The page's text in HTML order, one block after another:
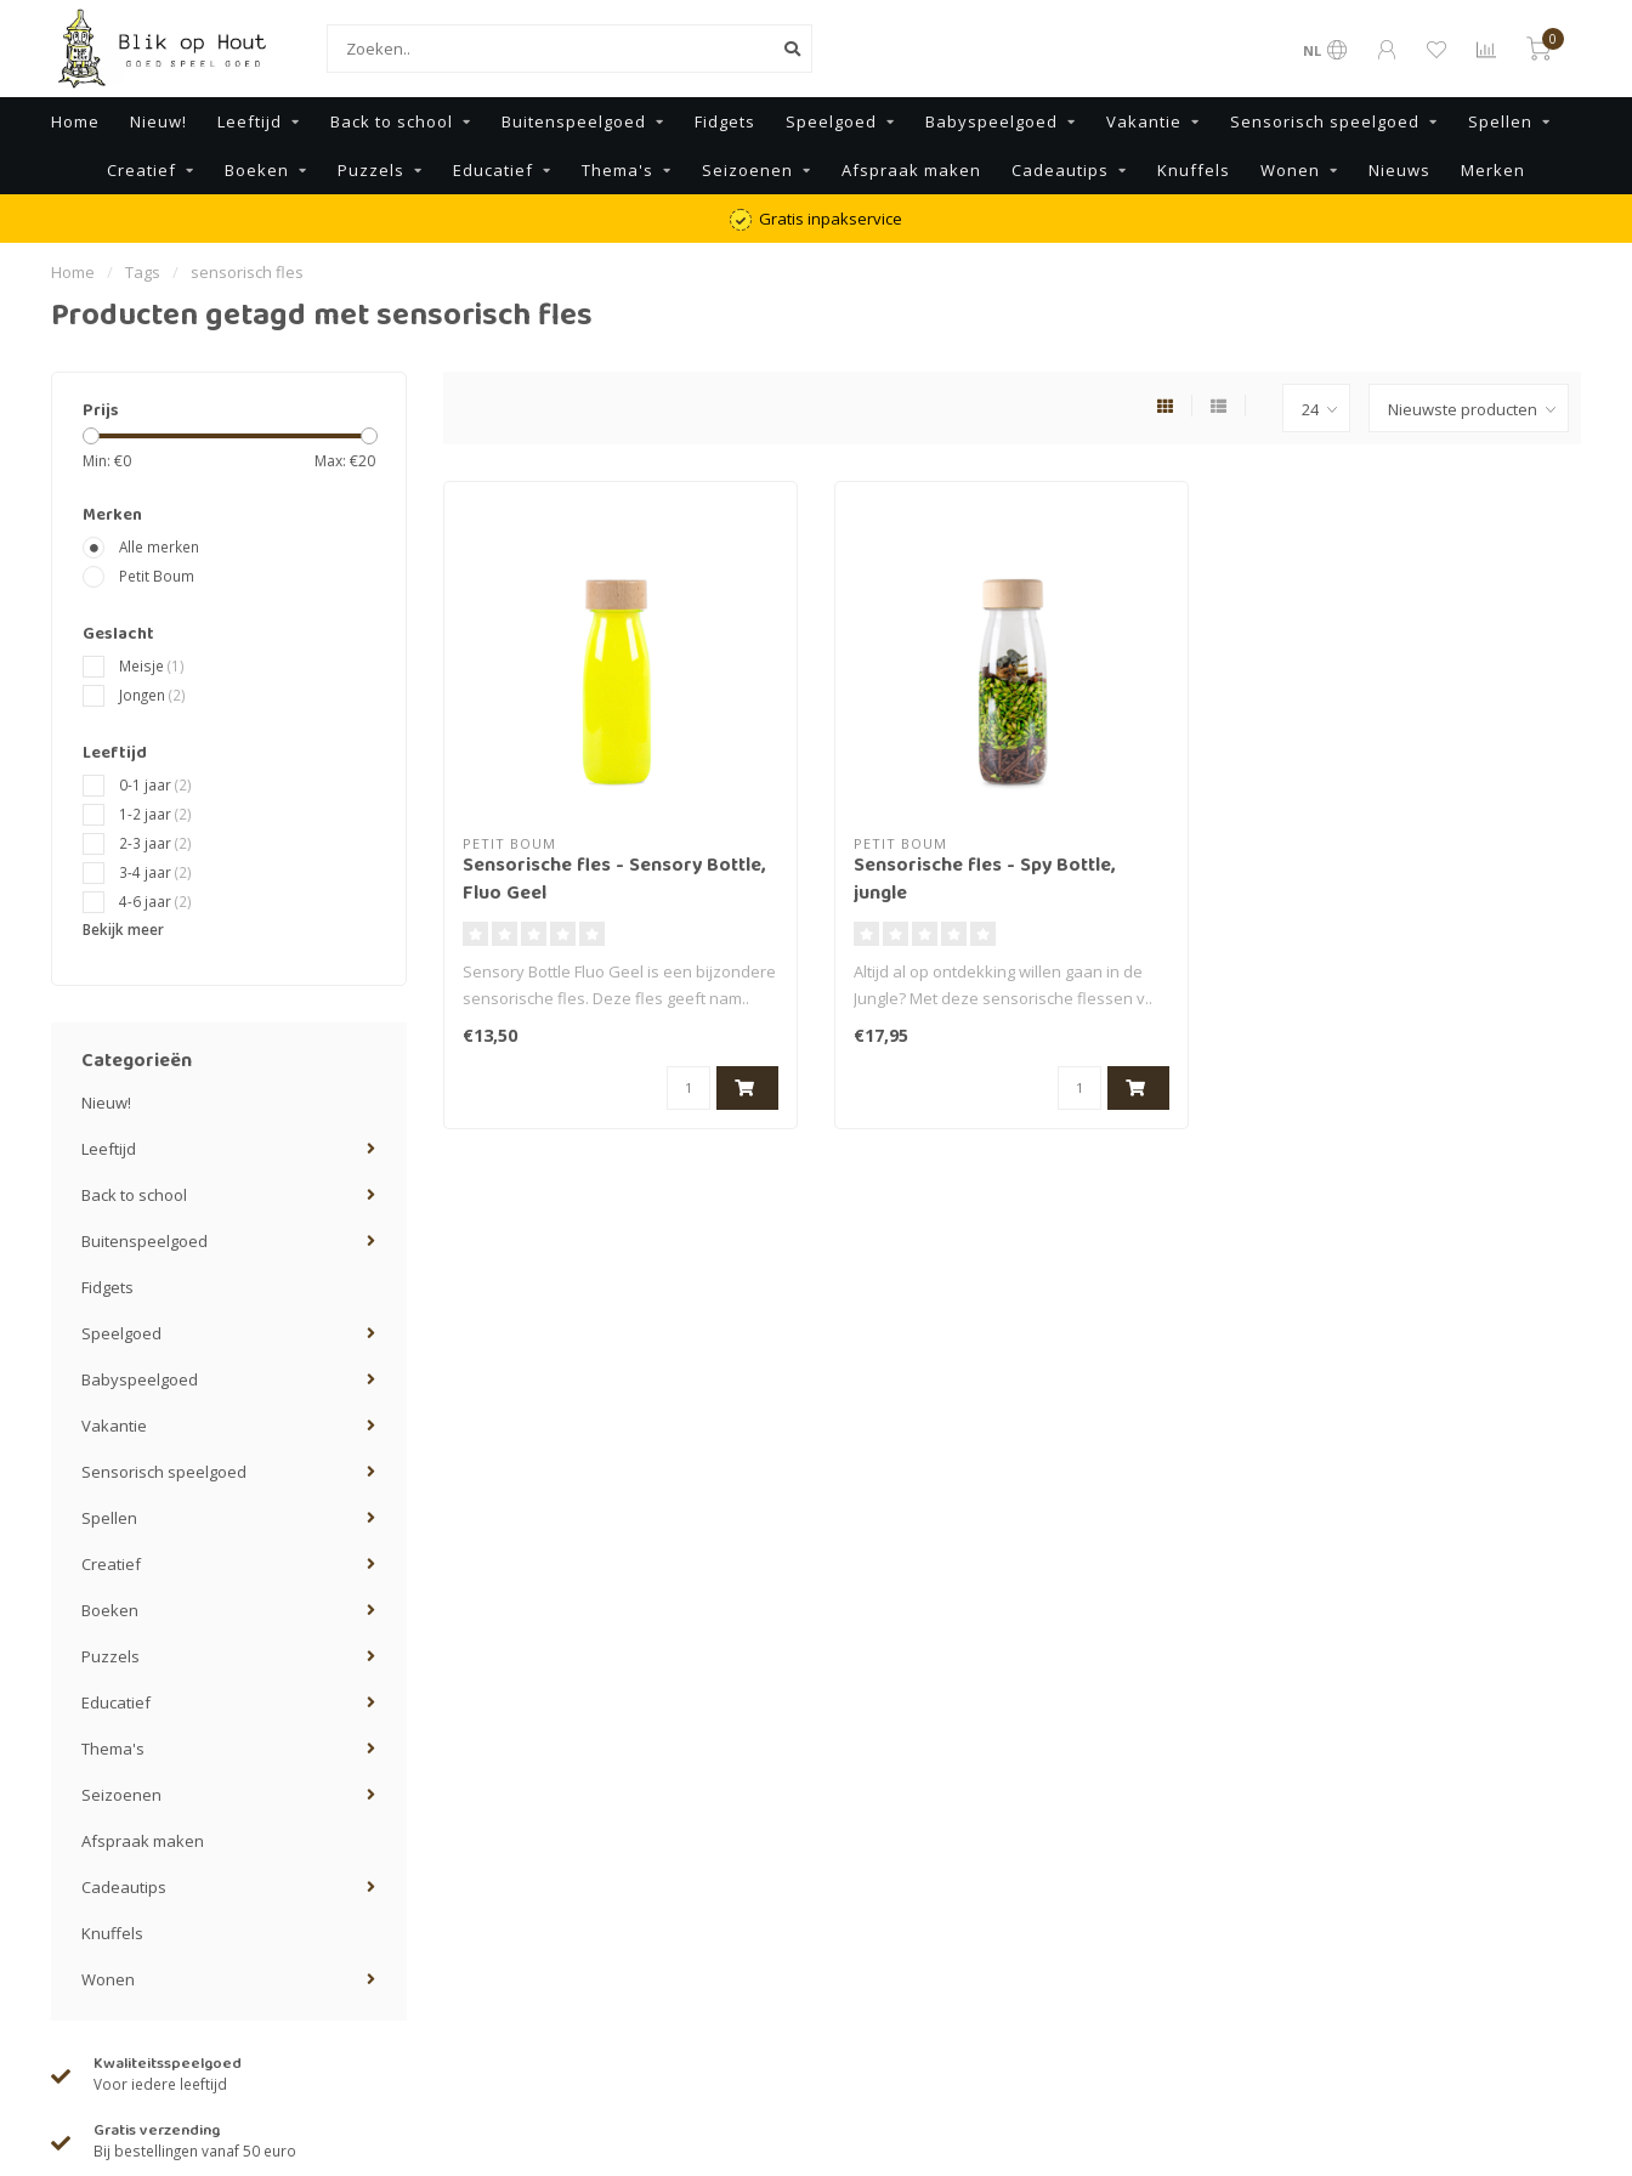
NL
0
Home Nieuw! Leeftijd Back to school Buitenspeelgoed Fidgets Speelgoed Babyspeelgoed Vakantie Sensorisch speelgoed Spellen
Creatief Boeken Puzzels Educatief Thema's Seizoenen Afspraak maken Cadeautips Knuffels Wonen Nieuws Merken
Gratis inpakservice
Home / Tags / sensorisch fles
Producten getagd met sensorisch fles
Prijs
Min: €0 Max: €20
Merken
Alle merken
Petit Boum
Geslacht
Meisje (1)
Jongen (2)
Leeftijd
0-1 jaar(2)
1-2 jaar(2)
2-3 jaar(2)
3-4 jaar(2)
4-6 jaar(2)
Bekijk meer
Categorieën
Nieuw!
Leeftijd
Back to school
Buitenspeelgoed
Fidgets
Speelgoed
Babyspeelgoed
Vakantie
Sensorisch speelgoed
Spellen
Creatief
Boeken
Puzzels
Educatief
Thema's
Seizoenen
Afspraak maken
Cadeautips
Knuffels
Wonen
Kwaliteitsspeelgoed
Voor iedere leeftijd
Gratis verzending
Bij bestellingen vanaf 50 euro
PETIT BOUM
Sensorische fles - Sensory Bottle,
Fluo Geel
Sensory Bottle Fluo Geel is een bijzondere
sensorische fles. Deze fles geeft nam..
€13,50
PETIT BOUM
Sensorische fles - Spy Bottle,
jungle
Altijd al op ontdekking willen gaan in de
Jungle? Met deze sensorische flessen v..
€17,95